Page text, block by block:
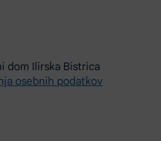
dom Ilirska Bistrica
osebnih podatkov